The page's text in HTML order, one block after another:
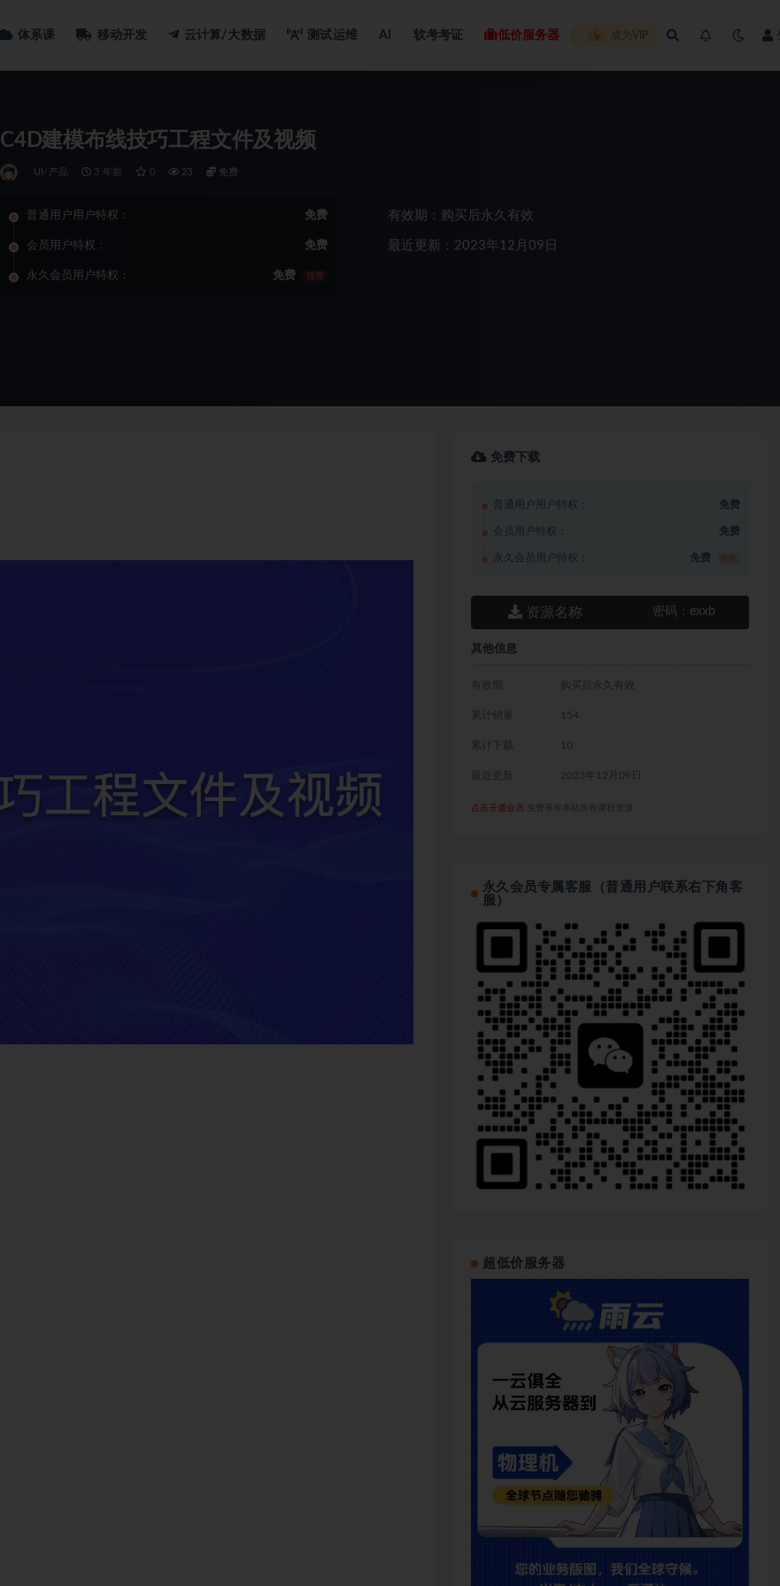
体系课 移动开发 云计算/大数据 测试运维 AI 软考考证 低价服务器 成为VIP
C4D建模布线技巧工程文件及视频
UI/产品 3 年前 0 23 免费
普通用户用户特权： 免费
会员用户特权： 免费
永久会员用户特权： 免费 推荐
有效期：购买后永久有效
最近更新：2023年12月09日
免费下载
普通用户用户特权： 免费
会员用户特权： 免费
永久会员用户特权： 免费
资源名称 密码： exxb
其他信息
有效期 购买后永久有效
累计销量 154
累计下载 10
最近更新 2023年12月09日
点击开通会员 免费享有本站所有课程资源
永久会员专属客服（普通用户联系右下角客
服）
超低价服务器